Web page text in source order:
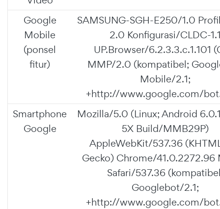
Google
Mobile
(ponsel
fitur)
SAMSUNG-SGH-E250/1.0
2.0 Konfigurasi/CLDC-
UP.Browser/6.2.3.3.c.1.101
MMP/2.0 (kompatibel;
Mobile/2.1;
+http://www.google.com/
Smartphone
Google
Mozilla/5.0 (Linux; Android
5X Build/MMB29P)
AppleWebKit/537.36
Gecko) Chrome/41.0.2272.96
Safari/537.36
Googlebot/2.1;
+http://www.google.com/